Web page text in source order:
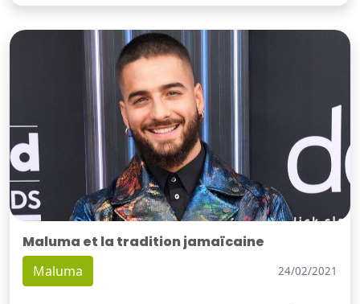
Maluma et la tradition jamaïcaine
Maluma 24/02/2021